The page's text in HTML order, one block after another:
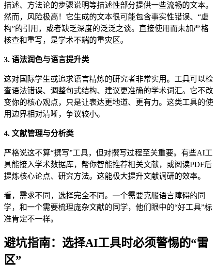
描述、方法论的步骤说明等描述性部分提供一些流畅的文本。
然而，风险极高！它生成的文本很可能包含事实性错误、“虚
构”的引用，或者缺乏深度的泛泛之谈。直接使用而未加严格
核查和重写，是学术不端的重灾区。
3. 语法润色与语言提升类
这对国际学生或追求语言精炼的研究者非常实用。工具可以检
查语法错误、调整句式结构、建议更准确的学术词汇。它不改
变你的核心观点，只是让表达更地道、更有力。这类工具的使
用边界相对清晰，争议较小。
4. 文献管理与分析类
严格说这不算“撰写”工具，但对撰写过程至关重要。有些AI工
具能接入学术数据库，帮你智能推荐相关文献，或阅读PDF后
提炼核心论点、研究方法。这能极大提升文献调研的效率。
看，需求不同，选择完全不同。一个需要克服语言障碍的同
学，和一个需要梳理庞杂文献的同学，他们眼中的“好工具”标
准肯定不一样。
避坑指南：选择AI工具时必须警惕的“雷
区”